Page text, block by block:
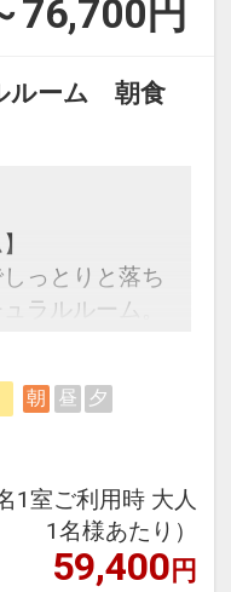
76,700 円
ルーム 朝食
っとりと落ち
ラルルーム。
と癒しの空間
ください。
ダイニング
朝 昼 夕
1室ご利用時 大人
1名様あたり）
59,400円